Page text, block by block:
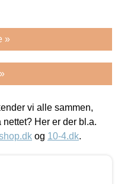
»
vi alle sammen,
Her er der bl.a.
og 10-4.dk.